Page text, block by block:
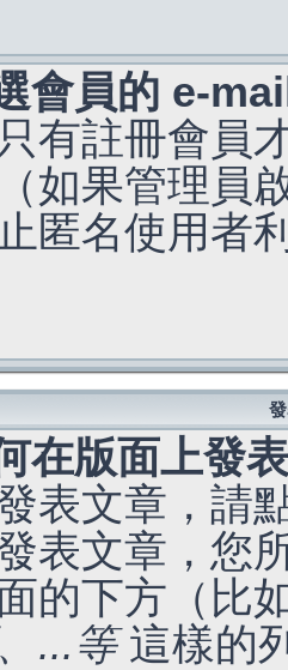
會員的 e-
有註冊會員
如果管理員
匿名使用者
在版面上發
表文章，請
表文章，您
的下方（比
...等這樣的